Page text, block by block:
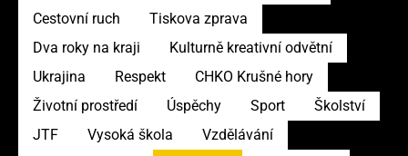
Cestovní ruch
Tiskova zprava
Dva roky na kraji
Kulturně kreativní odvětní
Ukrajina
Respekt
CHKO Krušné hory
Životní prostředí
Úspěchy Sport
Školství
JTF
Vysoká škola
Vzdělávání